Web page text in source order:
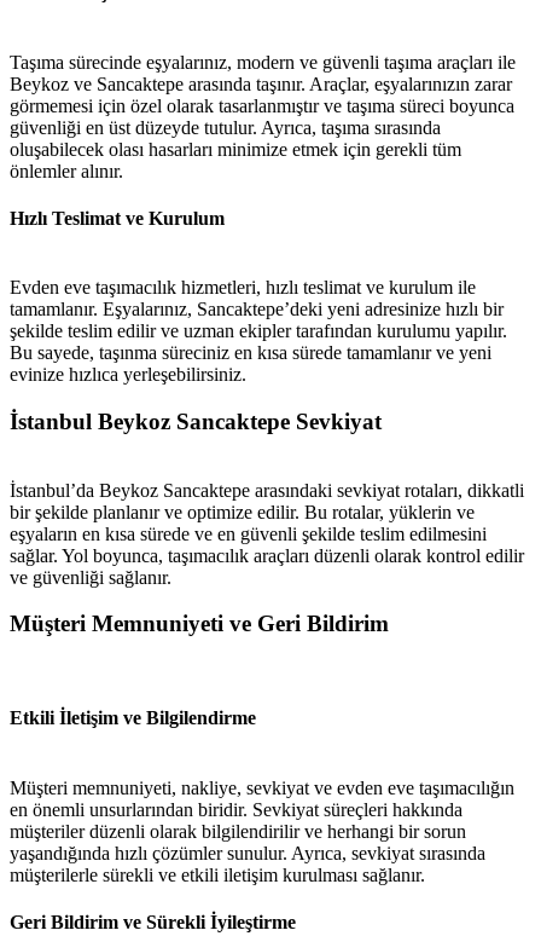
Taşıma sürecinde eşyalarınız, modern ve güvenli taşıma araçları ile
Beykoz ve Sancaktepe arasında taşınır. Araçlar, eşyalarınızın zarar
görmemesi için özel olarak tasarlanmıştır ve taşıma süreci boyunca
güvenliği en üst düzeyde tutulur. Ayrıca, taşıma sırasında
oluşabilecek olası hasarları minimize etmek için gerekli tüm
önlemler alınır.
Hızlı Teslimat ve Kurulum
Evden eve taşımacılık hizmetleri, hızlı teslimat ve kurulum ile
tamamlanır. Eşyalarınız, Sancaktepe’deki yeni adresinize hızlı bir
şekilde teslim edilir ve uzman ekipler tarafından kurulumu yapılır.
Bu sayede, taşınma süreciniz en kısa sürede tamamlanır ve yeni
evinize hızlıca yerleşebilirsiniz.
İstanbul Beykoz Sancaktepe Sevkiyat
İstanbul’da Beykoz Sancaktepe arasındaki sevkiyat rotaları, dikkatli
bir şekilde planlanır ve optimize edilir. Bu rotalar, yüklerin ve
eşyaların en kısa sürede ve en güvenli şekilde teslim edilmesini
sağlar. Yol boyunca, taşımacılık araçları düzenli olarak kontrol edilir
ve güvenliği sağlanır.
Müşteri Memnuniyeti ve Geri Bildirim
Etkili İletişim ve Bilgilendirme
Müşteri memnuniyeti, nakliye, sevkiyat ve evden eve taşımacılığın
en önemli unsurlarından biridir. Sevkiyat süreçleri hakkında
müşteriler düzenli olarak bilgilendirilir ve herhangi bir sorun
yaşandığında hızlı çözümler sunulur. Ayrıca, sevkiyat sırasında
müşterilerle sürekli ve etkili iletişim kurulması sağlanır.
Geri Bildirim ve Sürekli İyileştirme